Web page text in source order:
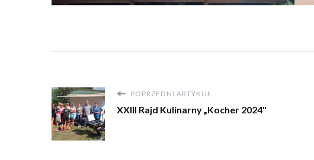
POPRZEDNI ARTYKUŁ
XXIII Rajd Kulinarny „Kocher 2024"